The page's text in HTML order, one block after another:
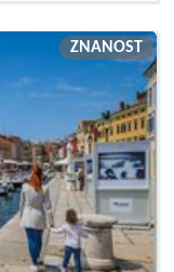
ZNANOST